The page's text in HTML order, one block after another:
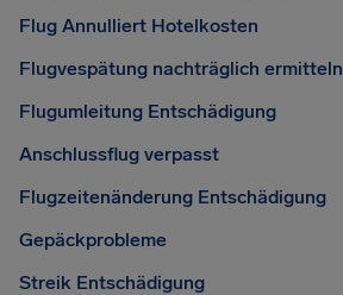
Flug Annulliert Hotelkosten
Flugvespätung nachträglich ermitteln
Flugumleitung Entschädigung
Anschlussflug verpasst
Flugzeitenänderung Entschädigung
Gepäckprobleme
Streik Entschädigung